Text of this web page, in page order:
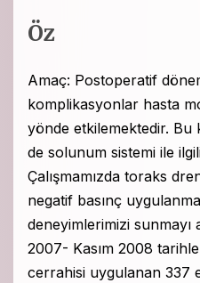
Öz
Amaç: Postoperatif
komplikasyonlar hasta
yönde etkilemektedir.
de solunum sistemi ile
Çalışmamızda toraks
negatif basınç
deneyimlerimizi sunmayı
2007- Kasım 2008
cerrahisi uygulanan 337